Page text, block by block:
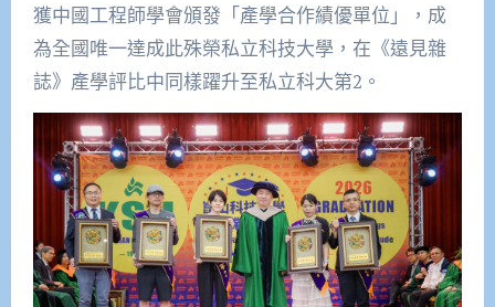
獲中國工程師學會頒發「產學合作績優單位」，成
為全國唯一達成此殊榮私立科技大學，在《遠見雜
誌》產學評比中同樣躍升至私立科大第2。